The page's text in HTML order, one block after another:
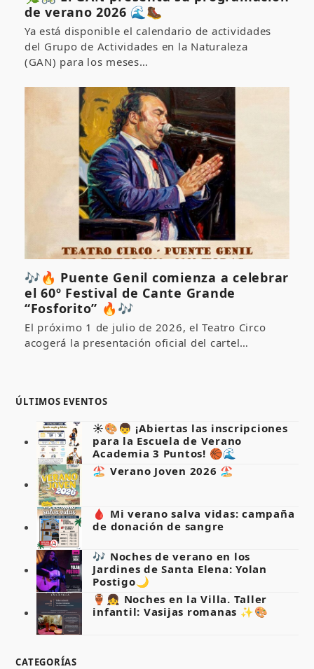
de verano 2026 🌊🥾
Ya está disponible el calendario de actividades
del Grupo de Actividades en la Naturaleza
(GAN) para los meses…
🎶🔥 Puente Genil comienza a celebrar
el 60º Festival de Cante Grande
“Fosforito” 🔥🎶
El próximo 1 de julio de 2026, el Teatro Circo
acogerá la presentación oficial del cartel…
ÚLTIMOS EVENTOS
☀️🎨👦 ¡Abiertas las inscripciones
para la Escuela de Verano
Academia 3 Puntos! 🏀🌊
🏖️ Verano Joven 2026 🏖️
🩸 Mi verano salva vidas: campaña
de donación de sangre
🎶 Noches de verano en los
Jardines de Santa Elena: Yolan
Postigo🌙
🏺👧 Noches en la Villa. Taller
infantil: Vasijas romanas ✨🎨
CATEGORÍAS